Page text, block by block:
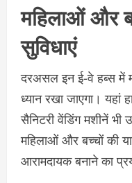
महिलाओं और
सुविधाएं
दरअसल इन ई-वे हब्स में
ध्यान रखा जाएगा।
सैनिटरी वेंडिंग मशीनें
महिलाओं और बच्चों की
आरामदायक बनाने का